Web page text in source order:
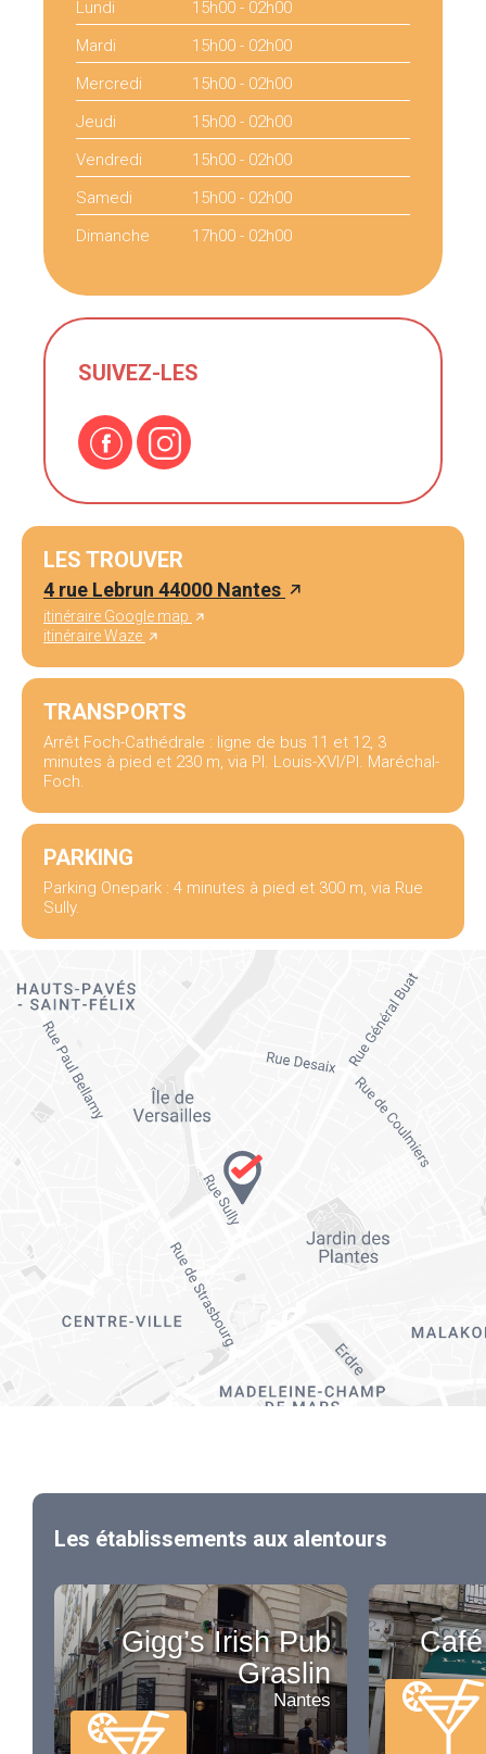
Lundi
15h00 - 02h00
Mardi
15h00 - 02h00
Mercredi
15h00 - 02h00
Jeudi
15h00 - 02h00
Vendredi
15h00 - 02h00
Samedi
15h00 - 02h00
Dimanche
17h00 - 02h00
SUIVEZ-LES
LES TROUVER
4 rue Lebrun 44000 Nantes
itinéraire Google map
itinéraire Waze
TRANSPORTS
Arrêt Foch-Cathédrale : ligne de bus 11 et 12, 3
minutes à pied et 230 m, via Pl. Louis-XVI/Pl. Maréchal-
Foch.
PARKING
Parking Onepark : 4 minutes à pied et 300 m, via Rue
Sully.
Les établissements aux alentours
Gigg’s Irish Pub
Graslin
Nantes